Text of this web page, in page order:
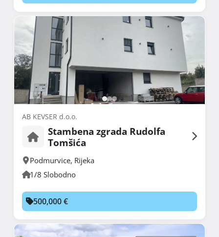
AB KEVSER d.o.o.
Stambena zgrada Rudolfa
Tomšića
Podmurvice, Rijeka
1/8 Slobodno
500,000 €